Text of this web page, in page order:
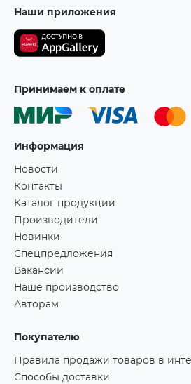
Наши приложения
Принимаем к оплате
Информация
Новости
Контакты
Каталог продукции
Производители
Новинки
Спецпредложения
Вакансии
Наше производство
Авторам
Покупателю
Правила продажи товаров в
Способы доставки